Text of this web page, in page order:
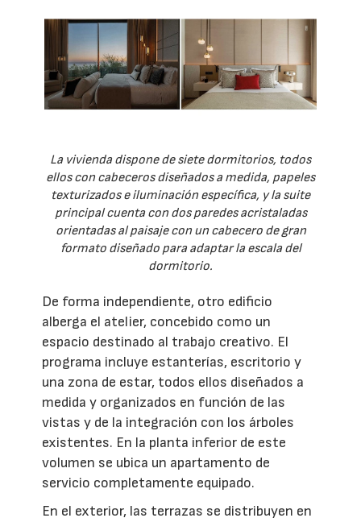
La vivienda dispone de siete dormitorios, todos
ellos con cabeceros diseñados a medida, papeles
texturizados e iluminación específica, y la suite
principal cuenta con dos paredes acristaladas
orientadas al paisaje con un cabecero de gran
formato diseñado para adaptar la escala del
dormitorio.
De forma independiente, otro edificio
alberga el atelier, concebido como un
espacio destinado al trabajo creativo. El
programa incluye estanterías, escritorio y
una zona de estar, todos ellos diseñados a
medida y organizados en función de las
vistas y de la integración con los árboles
existentes. En la planta inferior de este
volumen se ubica un apartamento de
servicio completamente equipado.
En el exterior, las terrazas se distribuyen en